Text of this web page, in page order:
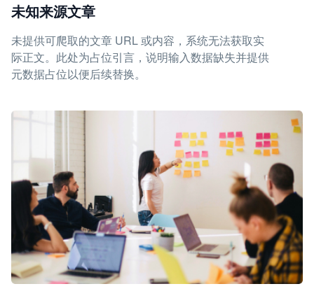
未知来源文章
未提供可爬取的文章 URL 或内容，系统无法获取实
际正文。此处为占位引言，说明输入数据缺失并提供
元数据占位以便后续替换。